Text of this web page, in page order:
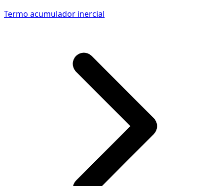
Termo acumulador inercial